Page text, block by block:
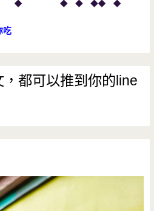
吃
都可以推到你的line